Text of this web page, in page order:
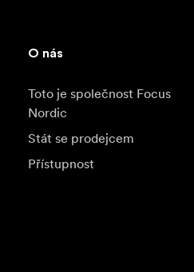
O nás
Toto je společnost Focus
Nordic
Stát se prodejcem
Přístupnost